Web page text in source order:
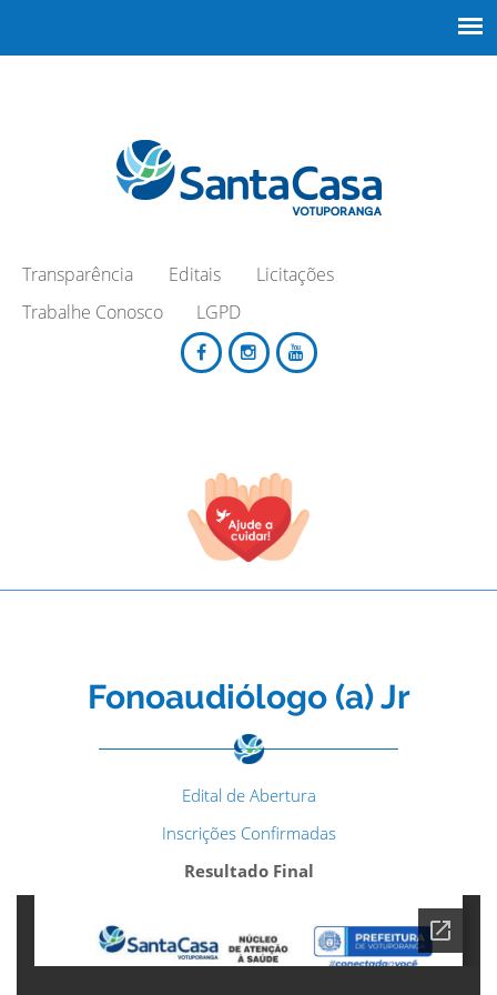
Transparência Editais
Licitações
Trabalhe Conosco
LGPD
Fonoaudiólogo (a) Jr
Edital de Abertura
Inscrições Confirmadas
Resultado Final